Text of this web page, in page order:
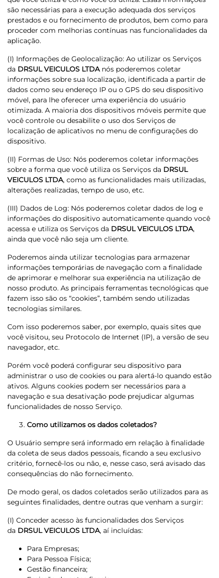
são necessárias para a execução adequada dos serviços
prestados e ou fornecimento de produtos, bem como para
proceder com melhorias contínuas nas funcionalidades da
aplicação.
(I) Informações de Geolocalização: Ao utilizar os Serviços
da DRSUL VEICULOS LTDAnós poderemos coletar
informações sobre sua localização, identificada a partir de
dados como seu endereço IP ou o GPS do seu dispositivo
móvel, para lhe oferecer uma experiência do usuário
otimizada. A maioria dos dispositivos móveis permite que
você controle ou desabilite o uso dos Serviços de
localização de aplicativos no menu de configurações do
dispositivo.
(II) Formas de Uso: Nós poderemos coletar informações
sobre a forma que você utiliza os Serviços da DRSUL
VEICULOS LTDA, como as funcionalidades mais utilizadas,
alterações realizadas, tempo de uso, etc.
(III) Dados de Log: Nós poderemos coletar dados de log e
informações do dispositivo automaticamente quando você
acessa e utiliza os Serviços da DRSUL VEICULOS LTDA,
ainda que você não seja um cliente.
Poderemos ainda utilizar tecnologias para armazenar
informações temporárias de navegação com a finalidade
de aprimorar e melhorar sua experiência na utilização de
nosso produto. As principais ferramentas tecnológicas que
fazem isso são os “cookies”, também sendo utilizadas
tecnologias similares.
Com isso poderemos saber, por exemplo, quais sites que
você visitou, seu Protocolo de Internet (IP), a versão de seu
navegador, etc.
Porém você poderá configurar seu dispositivo para
administrar o uso de cookies ou para alertá-lo quando estão
ativos. Alguns cookies podem ser necessários para a
navegação e sua desativação pode prejudicar algumas
funcionalidades de nosso Serviço.
Como utilizamos os dados coletados?
O Usuário sempre será informado em relação à finalidade
da coleta de seus dados pessoais, ficando a seu exclusivo
critério, fornecê-los ou não, e, nesse caso, será avisado das
consequências do não fornecimento.
De modo geral, os dados coletados serão utilizados para as
seguintes finalidades, dentre outras que venham a surgir:
(I) Conceder acesso às funcionalidades dos Serviços
da DRSUL VEICULOS LTDA, aí incluídas:
Para Empresas;
Para Pessoa Física;
Gestão financeira;